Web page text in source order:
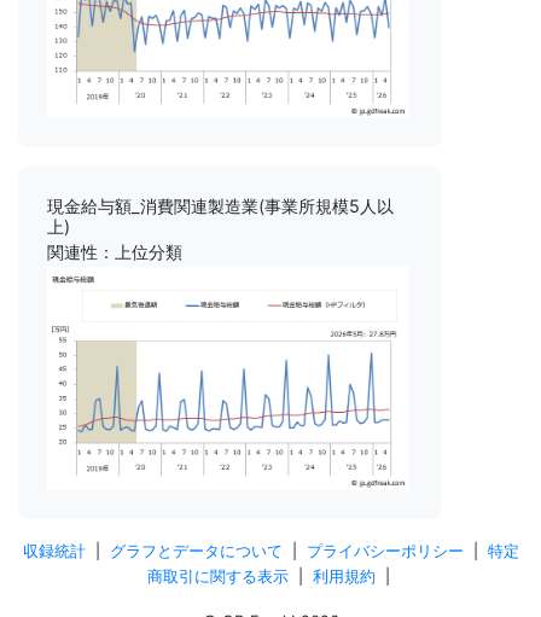
現金給与額_消費関連製造業(事業所規模5人以
上)
関連性：上位分類
収録統計| グラフとデータについて プライバシーポリシー
特定
商取引に関する表示| 利用規約